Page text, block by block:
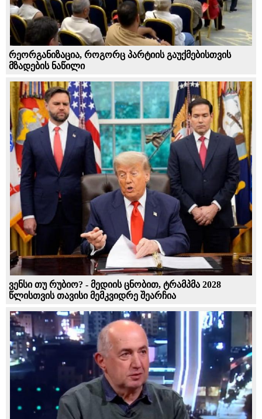
რეორგანიზაცია, როგორც პარტიის გაუქმებისთვის
მზადების ნაწილი
ვენსი თუ რუბიო? - მედიის ცნობით, ტრამპმა 2028
წლისთვის თავისი მემკვიდრე შეარჩია